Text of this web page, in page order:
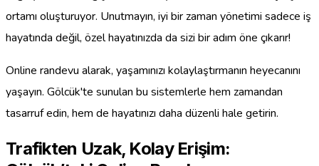
ortamı oluşturuyor. Unutmayın, iyi bir zaman yönetimi sadece iş
hayatında değil, özel hayatınızda da sizi bir adım öne çıkarır!
Online randevu alarak, yaşamınızı kolaylaştırmanın heyecanını
yaşayın. Gölcük'te sunulan bu sistemlerle hem zamandan
tasarruf edin, hem de hayatınızı daha düzenli hale getirin.
Trafikten Uzak, Kolay Erişim: